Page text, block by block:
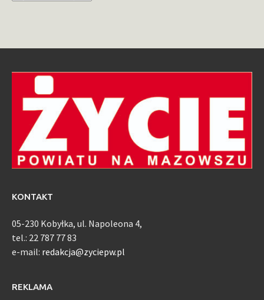
KONTAKT
05-230 Kobyłka, ul. Napoleona 4,
tel.: 22 787 77 83
e-mail: redakcja@zyciepw.pl
REKLAMA